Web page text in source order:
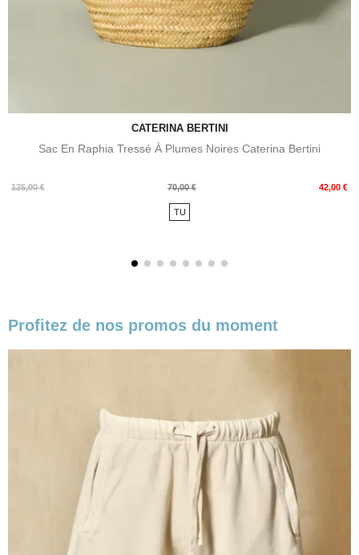
CATERINA BERTINI
Sac En Raphia Tressé À Plumes Noires Caterina Bertini
125,00 €
Prix
70,00 € 42,00 €
Prix
TU
Profitez de nos promos du moment